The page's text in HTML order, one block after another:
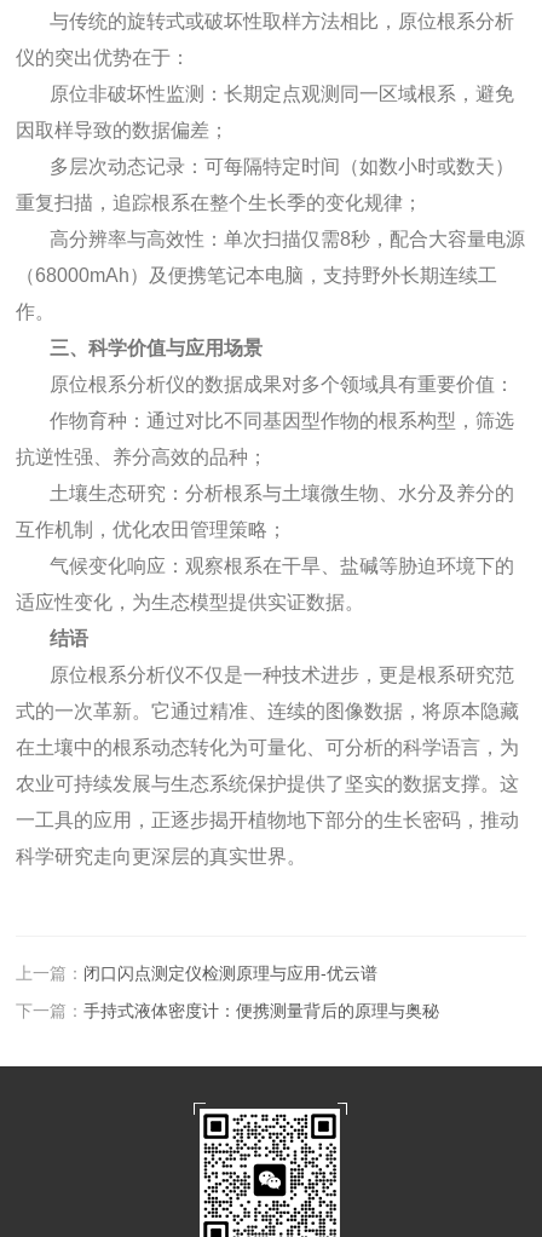
与传统的旋转式或破坏性取样方法相比，原位根系分析
仪的突出优势在于：
原位非破坏性监测：长期定点观测同一区域根系，避免
因取样导致的数据偏差；
多层次动态记录：可每隔特定时间（如数小时或数天）
重复扫描，追踪根系在整个生长季的变化规律；
高分辨率与高效性：单次扫描仅需8秒，配合大容量电源
（68000mAh）及便携笔记本电脑，支持野外长期连续工
作。
三、科学价值与应用场景
原位根系分析仪的数据成果对多个领域具有重要价值：
作物育种：通过对比不同基因型作物的根系构型，筛选
抗逆性强、养分高效的品种；
土壤生态研究：分析根系与土壤微生物、水分及养分的
互作机制，优化农田管理策略；
气候变化响应：观察根系在干旱、盐碱等胁迫环境下的
适应性变化，为生态模型提供实证数据。
结语
原位根系分析仪不仅是一种技术进步，更是根系研究范
式的一次革新。它通过精准、连续的图像数据，将原本隐藏
在土壤中的根系动态转化为可量化、可分析的科学语言，为
农业可持续发展与生态系统保护提供了坚实的数据支撑。这
一工具的应用，正逐步揭开植物地下部分的生长密码，推动
科学研究走向更深层的真实世界。
上一篇： 闭口闪点测定仪检测原理与应用-优云谱
下一篇：手持式液体密度计：便携测量背后的原理与奥秘​